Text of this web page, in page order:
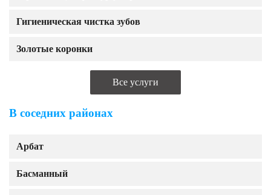
Гигиеническая чистка зубов
Золотые коронки
Все услуги
В соседних районах
Арбат
Басманный